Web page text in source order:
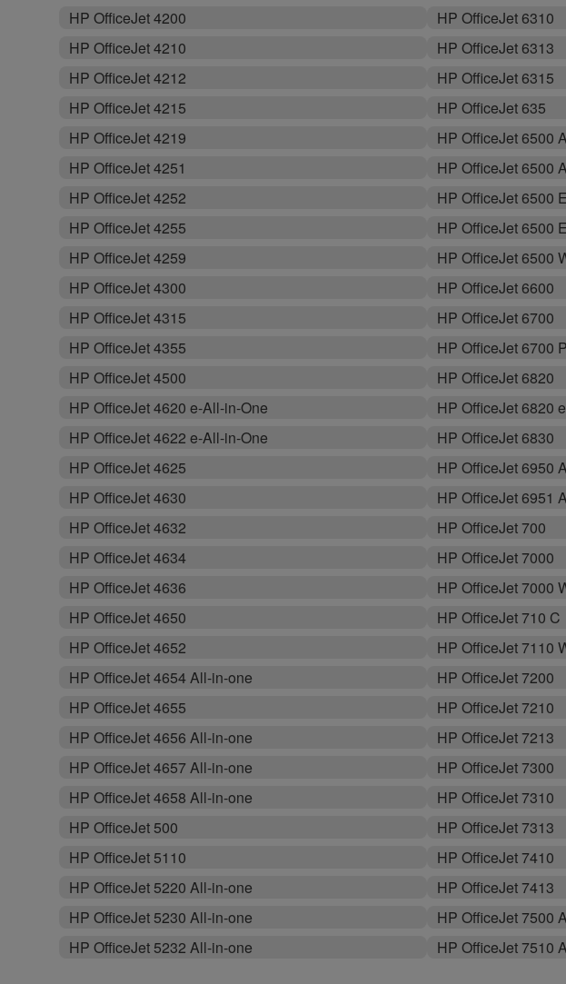
HP OfficeJet 4200
HP OfficeJet 4210
HP OfficeJet 4212
HP OfficeJet 4215
HP OfficeJet 4219
HP OfficeJet 4251
HP OfficeJet 4252
HP OfficeJet 4255
HP OfficeJet 4259
HP OfficeJet 4300
HP OfficeJet 4315
HP OfficeJet 4355
HP OfficeJet 4500
HP OfficeJet 4620 e-All-in-One
HP OfficeJet 4622 e-All-in-One
HP OfficeJet 4625
HP OfficeJet 4630
HP OfficeJet 4632
HP OfficeJet 4634
HP OfficeJet 4636
HP OfficeJet 4650
HP OfficeJet 4652
HP OfficeJet 4654 All-in-one
HP OfficeJet 4655
HP OfficeJet 4656 All-in-one
HP OfficeJet 4657 All-in-one
HP OfficeJet 4658 All-in-one
HP OfficeJet 500
HP OfficeJet 5110
HP OfficeJet 5220 All-in-one
HP OfficeJet 5230 All-in-one
HP OfficeJet 5232 All-in-one
HP OfficeJet 6310
HP OfficeJet 6313
HP OfficeJet 6315
HP OfficeJet 635
HP OfficeJet 6500
HP OfficeJet 6500
HP OfficeJet 6500
HP OfficeJet 6500
HP OfficeJet 6500
HP OfficeJet 6600
HP OfficeJet 6700
HP OfficeJet 6700
HP OfficeJet 6820
HP OfficeJet 6820
HP OfficeJet 6830
HP OfficeJet 6950
HP OfficeJet 6951
HP OfficeJet 700
HP OfficeJet 7000
HP OfficeJet 7000
HP OfficeJet 710 C
HP OfficeJet 7110
HP OfficeJet 7200
HP OfficeJet 7210
HP OfficeJet 7213
HP OfficeJet 7300
HP OfficeJet 7310
HP OfficeJet 7313
HP OfficeJet 7410
HP OfficeJet 7413
HP OfficeJet 7500
HP OfficeJet 7510